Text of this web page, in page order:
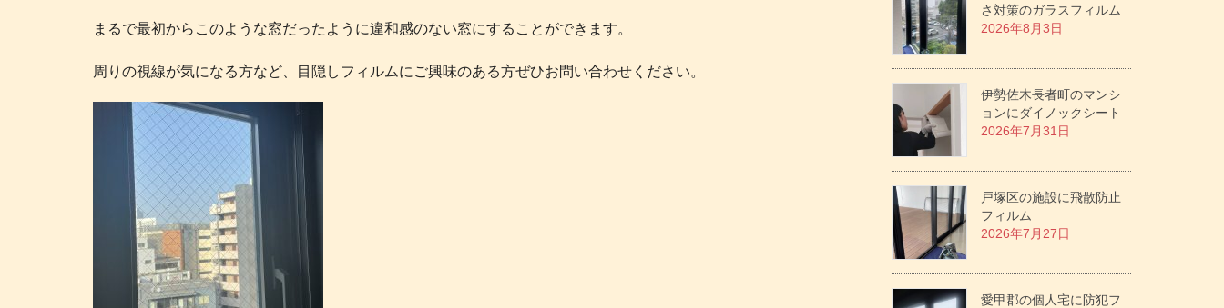
まるで最初からこのような窓だったように違和感のない窓にすることができます。
周りの視線が気になる方など、目隠しフィルムにご興味のある方ぜひお問い合わせください。
さ対策のガラスフィルム
2026年8月3日
伊勢佐木長者町のマンシ
ョンにダイノックシート
2026年7月31日
戸塚区の施設に飛散防止
フィルム
2026年7月27日
愛甲郡の個人宅に防犯フ